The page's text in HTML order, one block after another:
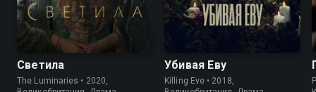
7.0 6.4
Светила
The Luminaries • 2020,
7.7 8.1
Убивая Еву
Killing Eve • 2018,